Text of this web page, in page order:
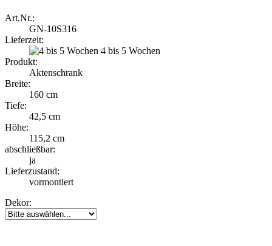
Art.Nr.:
GN-10S316
Lieferzeit:
4 bis 5 Wochen
Produkt:
Aktenschrank
Breite:
160 cm
Tiefe:
42,5 cm
Höhe:
115,2 cm
abschließbar:
ja
Lieferzustand:
vormontiert
Dekor: